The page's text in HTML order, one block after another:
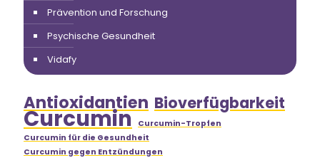
Prävention und Forschung
Psychische Gesundheit
Vidafy
Antioxidantien Bioverfügbarkeit
Curcumin Curcumin-Tropfen
Curcumin für die Gesundheit
Curcumin gegen Entzündungen